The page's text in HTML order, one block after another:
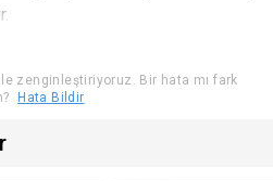
zenginleştiriyoruz. Bir hata mı fark
Hata Bildir